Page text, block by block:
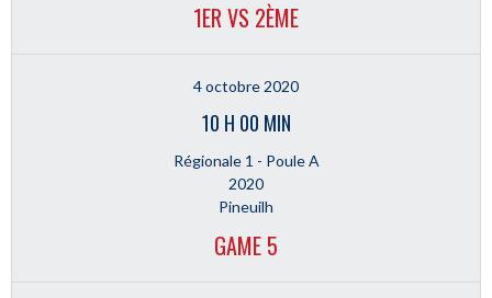
1ER VS 2ÈME
4 octobre 2020
10 H 00 MIN
Régionale 1 - Poule A
2020
Pineuilh
GAME 5